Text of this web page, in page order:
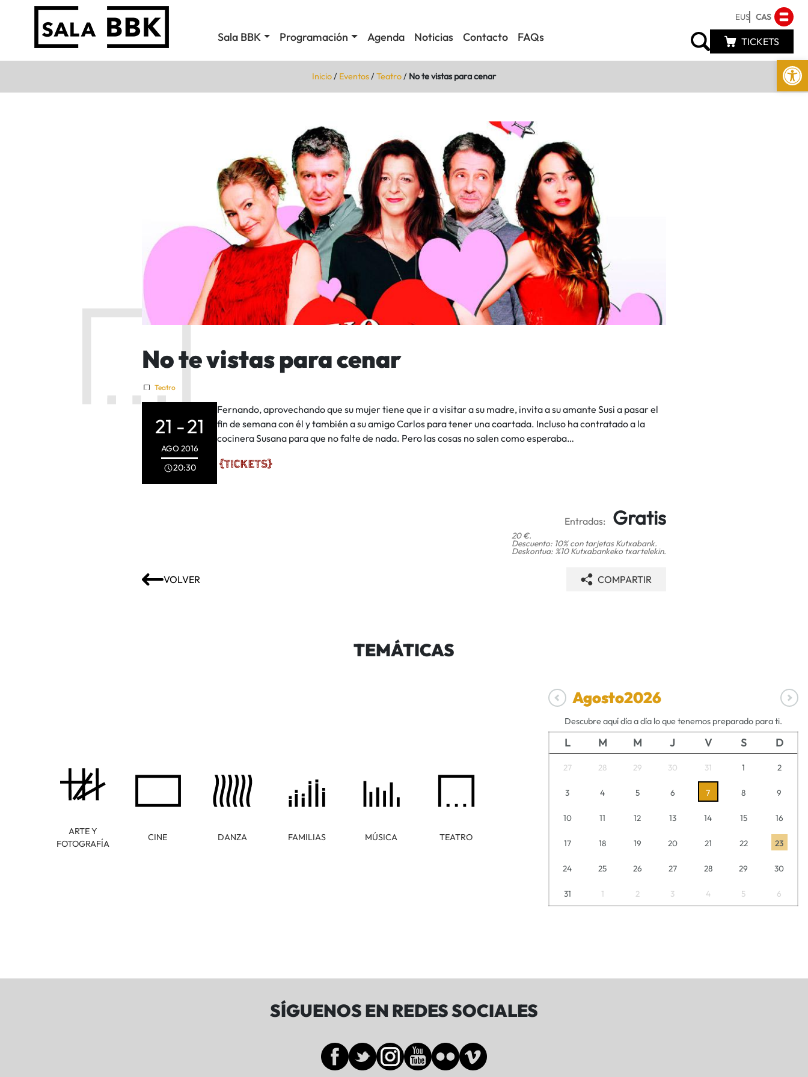
Abrir
Sala BBK Programación Agenda Noticias Contacto FAQs
EUS CAS
TICKETS
Inicio/ Eventos/Teatro/ No te vistas para cenar
No te vistas para cenar
Teatro
21 -21
AGO2016
20:30
Fernando, aprovechando que su mujer tiene que ir a visitar a su madre, invita a su amante Susi a pasar el
fin de semana con él y también a su amigo Carlos para tener una coartada. Incluso ha contratado a la
cocinera Susana para que no falte de nada. Pero las cosas no salen como esperaba…
Entradas: Gratis
20 €.
Descuento: 10% con tarjetas Kutxabank.
Deskontua: %10 Kutxabankeko txartelekin.
VOLVER COMPARTIR
TEMÁTICAS
ARTE Y
FOTOGRAFÍA
CINE DANZA FAMILIAS MÚSICA TEATRO
Agosto2026
Descubre aquí día a día lo que tenemos preparado para ti.
L M M J V S D
27 28 29 30 31 1 2
3 4 5 6 7 8 9
10 11 12 13 14 15 16
17 18 19 20 21 22 23
24 25 26 27 28 29 30
31 1 2 3 4 5 6
SÍGUENOS EN REDES SOCIALES